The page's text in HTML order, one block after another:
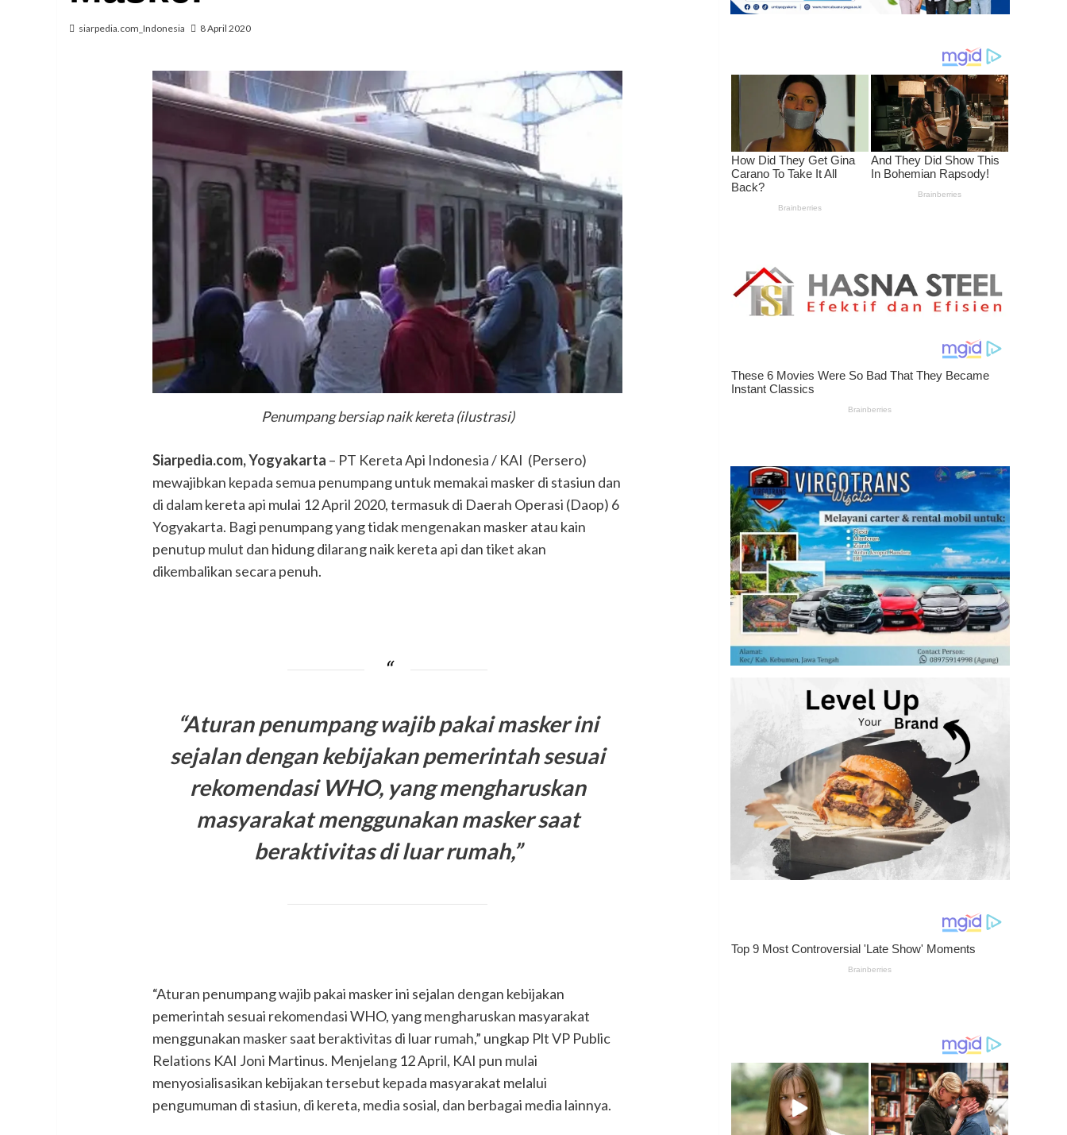
siarpedia.com_Indonesia 8 April 2020
Penumpang bersiap naik kereta (ilustrasi)
Siarpedia.com, Yogyakarta – PT Kereta Api Indonesia / KAI (Persero)
mewajibkan kepada semua penumpang untuk memakai masker di stasiun dan
di dalam kereta api mulai 12 April 2020, termasuk di Daerah Operasi (Daop) 6
Yogyakarta. Bagi penumpang yang tidak mengenakan masker atau kain
penutup mulut dan hidung dilarang naik kereta api dan tiket akan
dikembalikan secara penuh.
“Aturan penumpang wajib pakai masker ini
sejalan dengan kebijakan pemerintah sesuai
rekomendasi WHO, yang mengharuskan
masyarakat menggunakan masker saat
beraktivitas di luar rumah,”
“Aturan penumpang wajib pakai masker ini sejalan dengan kebijakan
pemerintah sesuai rekomendasi WHO, yang mengharuskan masyarakat
menggunakan masker saat beraktivitas di luar rumah,” ungkap Plt VP Public
Relations KAI Joni Martinus. Menjelang 12 April, KAI pun mulai
menyosialisasikan kebijakan tersebut kepada masyarakat melalui
pengumuman di stasiun, di kereta, media sosial, dan berbagai media lainnya.